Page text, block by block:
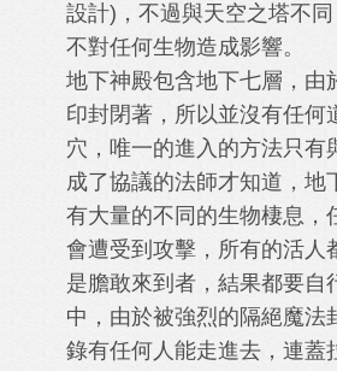
設計)，不過與天空之塔不
不對任何生物造成影響。
地下神殿包含地下七層，由
印封閉著，所以並沒有任何
穴，唯一的進入的方法只有
成了協議的法師才知道，地
有大量的不同的生物棲息，
會遭受到攻擊，所有的活人
是膽敢來到者，結果都要自
中，由於被強烈的隔絕魔法
錄有任何人能走進去，連蓋